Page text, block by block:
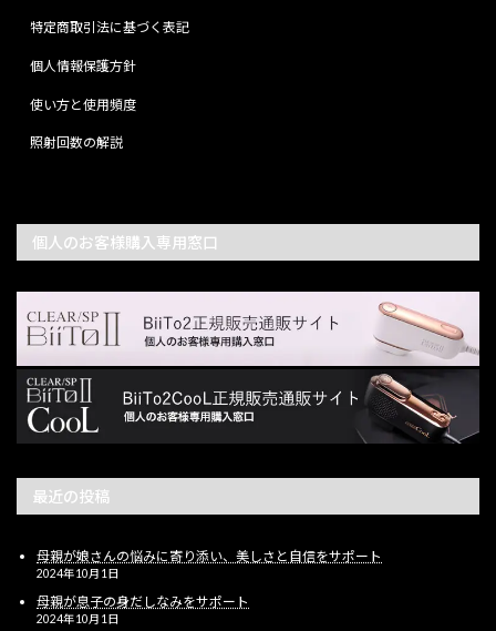
特定商取引法に基づく表記
個人情報保護方針
使い方と使用頻度
照射回数の解説
個人のお客様購入専用窓口
最近の投稿
母親が娘さんの悩みに寄り添い、美しさと自信をサポート
2024年10月1日
母親が息子の身だしなみをサポート
2024年10月1日